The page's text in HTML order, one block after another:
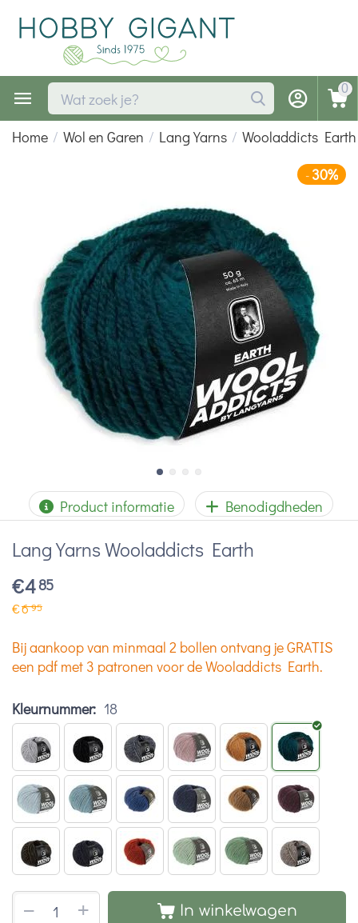
0
Home / Wol en Garen / Lang Yarns / Wooladdicts Earth
-30%
Product informatie Benodigdheden
Lang Yarns Wooladdicts Earth
€485
€695
Bij aankoop van minmaal 2 bollen ontvang je GRATIS
een pdf met 3 patronen voor de Wooladdicts Earth.
Kleurnummer: 18
+
− In winkelwagen